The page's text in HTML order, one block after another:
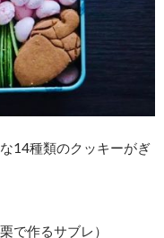
14種類のクッキーがぎ
で作るサブレ）